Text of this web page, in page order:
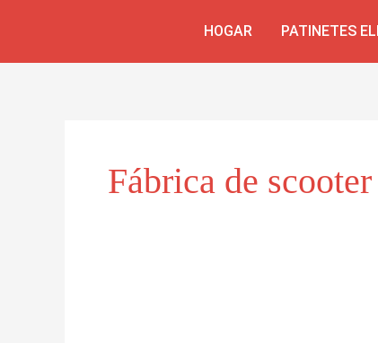
HOGAR PATINETES
Fábrica de